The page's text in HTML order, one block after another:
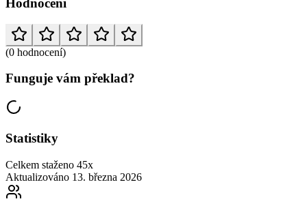
Hodnocení
(0 hodnocení)
Funguje vám překlad?
Statistiky
Celkem staženo 45x
Aktualizováno 13. března 2026